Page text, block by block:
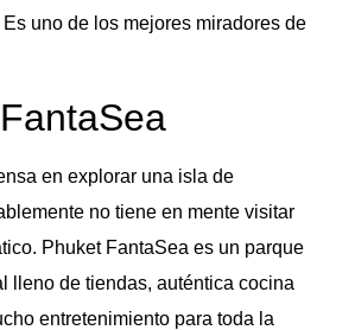
uno de los mejores miradores de
en explorar una isla de
no tiene en mente visitar
Phuket FantaSea es un parque
lleno de tiendas, auténtica cocina
entretenimiento para toda la